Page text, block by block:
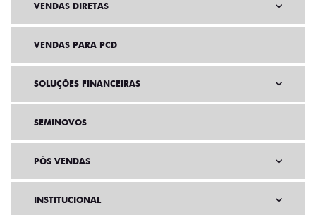
VENDAS DIRETAS
VENDAS PARA PCD
SOLUÇÕES FINANCEIRAS
SEMINOVOS
PÓS VENDAS
INSTITUCIONAL